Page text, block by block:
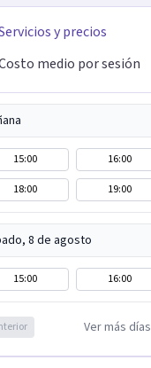
y precios
medio por sesión
15:00 16:00
18:00
19:00
8 de agosto
15:00 16:00
Ver más días